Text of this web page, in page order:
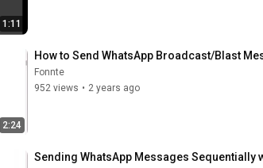
1:11
2:24
How to Send WhatsApp Broadcast/Blast
Fonnte
952 views • 2 years ago
Sending WhatsApp Messages Sequentially